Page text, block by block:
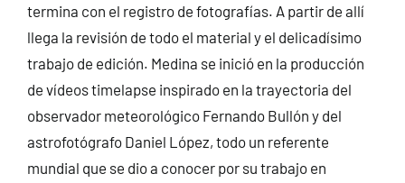
termina con el registro de fotografías. A partir de allí
llega la revisión de todo el material y el delicadísimo
trabajo de edición. Medina se inició en la producción
de vídeos timelapse inspirado en la trayectoria del
observador meteorológico Fernando Bullón y del
astrofotógrafo Daniel López, todo un referente
mundial que se dio a conocer por su trabajo en